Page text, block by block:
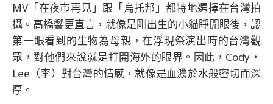
MV「在夜市再見」跟「烏托邦」都特地選擇在台灣拍
攝。高橋響更直言，就像是剛出生的小貓睜開眼後，認
第一眼看到的生物為母親，在浮現祭演出時的台灣觀
眾，對他們來說就是打開海外的眼界。因此，Cody・
Lee（李）對台灣的情感，就像是血濃於水般密切而深
厚。